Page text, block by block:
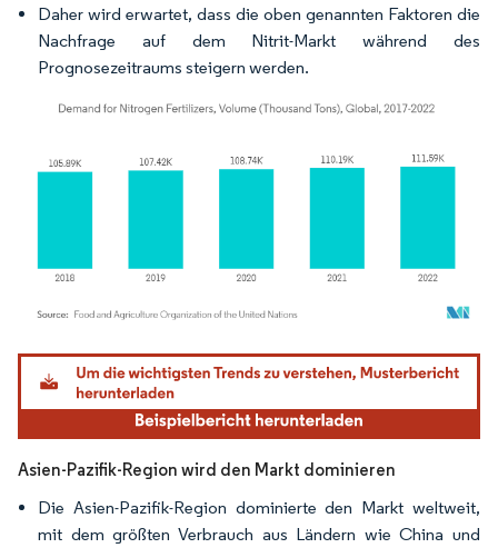
Daher wird erwartet, dass die oben genannten Faktoren die
Nachfrage auf dem Nitrit-Markt während des
Prognosezeitraums steigern werden.
Bild © Mordor Intelligence. Wiederverwendung erfordert Namensnennung gemäß
Asien-Pazifik-Region wird den Markt dominieren
Die Asien-Pazifik-Region dominierte den Markt weltweit,
mit dem größten Verbrauch aus Ländern wie China und